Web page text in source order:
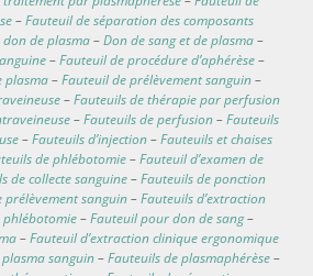
–Fauteuil de séparation des composants
de plasma–Don de sang et de plasma–
–Fauteuil de procédure d’aphérèse–
plasma–Fauteuil de prélèvement sanguin–
–Fauteuils de thérapie par perfusion
–Fauteuils de perfusion–Fauteuils
–Fauteuils d’injection–Fauteuils et chaises
de phlébotomie–Fauteuil d’examen de
de collecte sanguine–Fauteuils de ponction
prélèvement sanguin–Fauteuils d’extraction
phlébotomie–Fauteuil pour don de sang–
–Fauteuil d’extraction clinique ergonomique
sanguin–Fauteuils de plasmaphérèse–